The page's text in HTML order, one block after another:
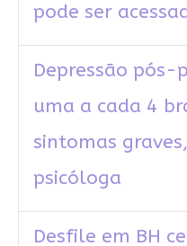
pode ser
Depressão
uma a cada 4
sintomas
psicóloga
Desfile em BH